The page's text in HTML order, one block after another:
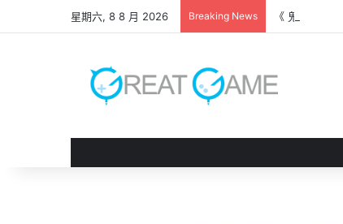
星期六, 8 8 月 2026 Breaking News 《 鬼武者 劍